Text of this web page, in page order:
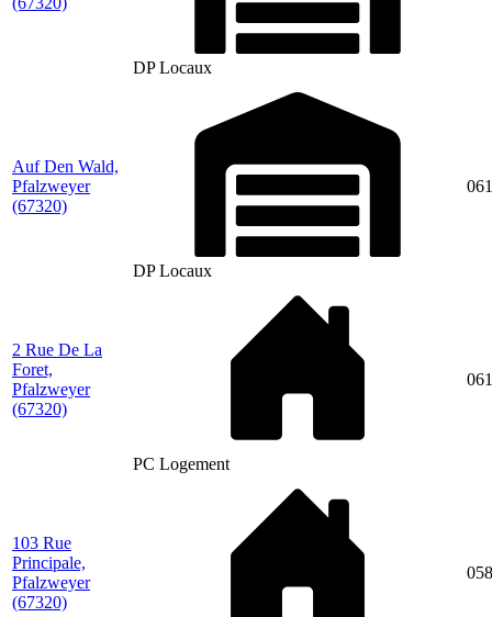
DP Locaux
Auf Den Wald,
Pfalzweyer
(67320)
DP Locaux
2 Rue De La
Foret,
Pfalzweyer
(67320)
PC Logement
103 Rue
Principale,
Pfalzweyer
(67320)